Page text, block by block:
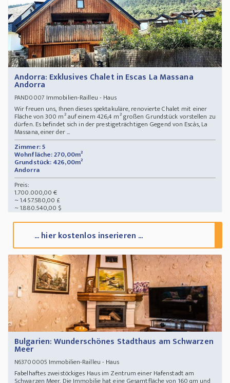
Andorra: Exklusives Chalet in Escas La Massana
Andorra
PAND0007 Immobilien-Railleu - Haus
Wir freuen uns, Ihnen dieses spektakuläre, renovierte Chalet mit einer
Fläche von 300 m² auf einem 426,4 m² großen Grundstück vorstellen zu
dürfen. Es befindet sich in der prestigeträchtigen Gegend von Escàs, La
Massana, einer der ...
Zimmer: 5
Wohnfläche: 270,00m²
Grundstück: 426,00m²
Andorra
Preis:
1.700.000,00 €
~ 1.457.580,00 £
~ 1.880.540,00 $
... hier kostenlos inserieren ...
Bulgarien: Wunderschönes Stadthaus am Schwarzen
Meer
N63700005 Immobilien-Railleu - Haus
Fabelhaftes zweistöckiges Haus im Zentrum einer Hafenstadt am